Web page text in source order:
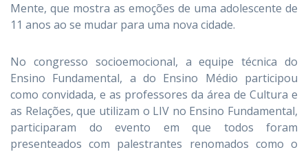
Mente, que mostra as emoções de uma adolescente de
11 anos ao se mudar para uma nova cidade.
No congresso socioemocional, a equipe técnica do
Ensino Fundamental, a do Ensino Médio participou
como convidada, e as professores da área de Cultura e
as Relações, que utilizam o LIV no Ensino Fundamental,
participaram do evento em que todos foram
presenteados com palestrantes renomados como o